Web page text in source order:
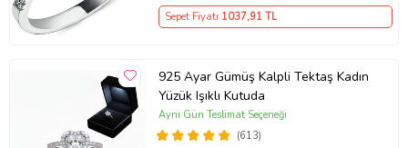
Sepet Fiyatı 1037,91 TL
925 Ayar Gümüş Kalpli Tektaş Kadın
Yüzük Işıklı Kutuda
(613)
Aynı Gün Teslimat Seçeneği